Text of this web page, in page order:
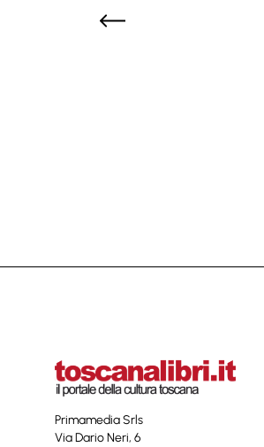
Primamedia Srls
Via Dario Neri, 6